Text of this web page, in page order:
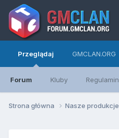
Przeglądaj
Forum Kluby Regulamin
GMCLAN.ORG
Strona główna Nasze produkcje